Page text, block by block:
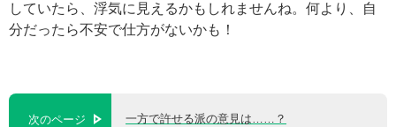
していたら、浮気に見えるかもしれませんね。何より、自
分だったら不安で仕方がないかも！
次のページ 一方で許せる派の意見は……？